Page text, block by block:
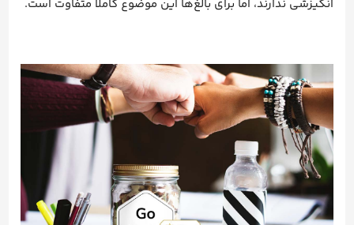
انگیزشی ندارند، اما برای بالغ‌ها این موضوع کاملا متفاوت است.